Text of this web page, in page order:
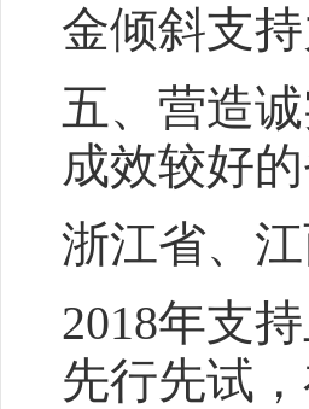
金倾斜支
五、营造
成效较好的
浙江省、
2018年支
先行先试